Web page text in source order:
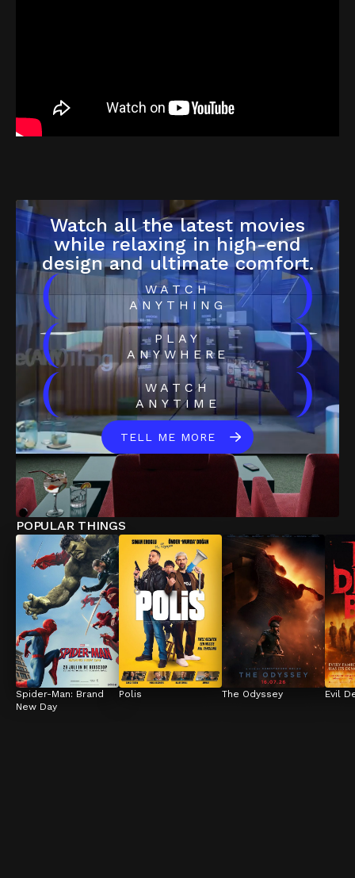
Watch all the latest movies
while relaxing in high-end
design and ultimate comfort.
(
WATCH
ANYTHING
)
(
PLAY
ANYWHERE
)
(
WATCH
ANYTIME
)
TELL ME MORE
POPULAR THINGS
Spider-Man: Brand
New Day
Polis The Odyssey Evil